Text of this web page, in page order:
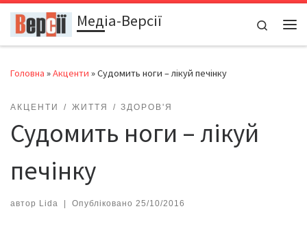
Перейти до вмістуМедіа-Версії
Search
Головна »Акценти »Судомить ноги – лікуй печінку
АКЦЕНТИ ЖИТТЯ ЗДОРОВ'Я
Судомить ноги – лікуй
печінку
автор Lida | Опубліковано 25/10/2016